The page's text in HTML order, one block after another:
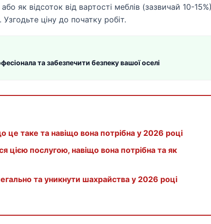
як відсоток від вартості меблів (зазвичай 10-
ціну до початку робіт.
та забезпечити безпеку вашої оселі
це таке та навіщо вона потрібна у 2026 році
цією послугою, навіщо вона потрібна та як
та уникнути шахрайства у 2026 році